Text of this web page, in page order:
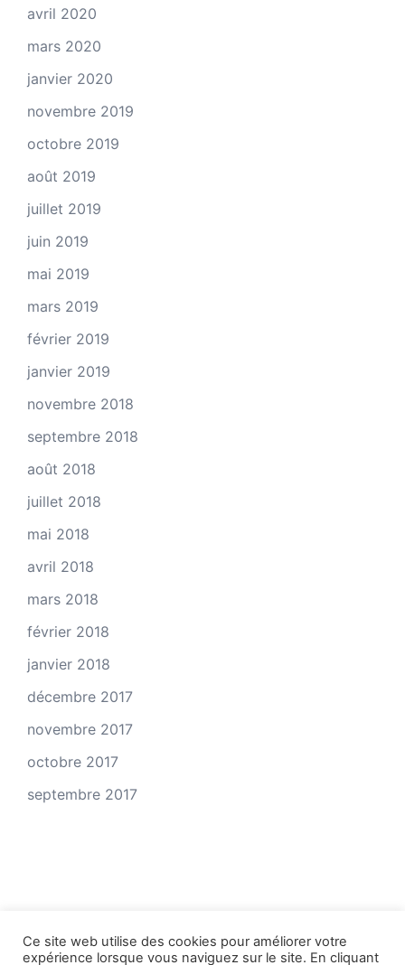
avril 2020
mars 2020
janvier 2020
novembre 2019
octobre 2019
août 2019
juillet 2019
juin 2019
mai 2019
mars 2019
février 2019
janvier 2019
novembre 2018
septembre 2018
août 2018
juillet 2018
mai 2018
avril 2018
mars 2018
février 2018
janvier 2018
décembre 2017
novembre 2017
octobre 2017
septembre 2017
Ce site web utilise des cookies pour améliorer votre
expérience lorsque vous naviguez sur le site. En cliquant